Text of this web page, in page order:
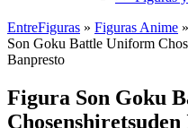
EntreFiguras » Figuras Anime »
Son Goku Battle Uniform
Banpresto
Figura Son Goku